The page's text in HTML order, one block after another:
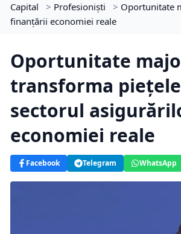
Capital > Profesioniști > Oportunitate
finanțării economiei reale
Oportunitate
transforma
sectorul
economiei reale
Facebook Telegram WhatsApp